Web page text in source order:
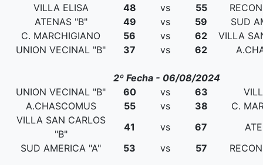
VILLA ELISA
48 vs 55
ATENAS "B"
49 vs 59
SUD
C. MARCHIGIANO
56 vs 62
VILLA
UNION VECINAL "B"
37 vs 62
2º Fecha - 06/08/2024
UNION VECINAL "B"
60 vs 63
A.CHASCOMUS
55 vs 38
C.
VILLA SAN CARLOS
"B"
41 vs 67
SUD AMERICA "A"
53 vs 57